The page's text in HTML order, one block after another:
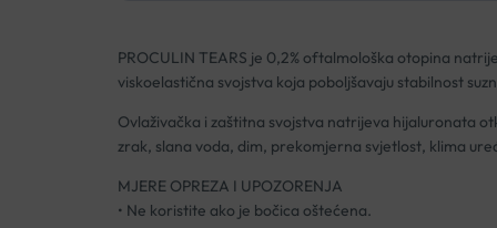
PROCULIN TEARS je 0,2% oftalmološka otopina
viskoelastična svojstva koja poboljšavaju stabilnost
Ovlaživačka i zaštitna svojstva natrijeva hijaluronata
zrak, slana voda, dim, prekomjerna svjetlost, klima
MJERE OPREZA I UPOZORENJA
• Ne koristite ako je bočica oštećena.